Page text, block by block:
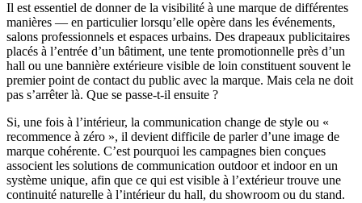
Il est essentiel de donner de la visibilité à une marque de différentes
manières — en particulier lorsqu’elle opère dans les événements,
salons professionnels et espaces urbains. Des drapeaux publicitaires
placés à l’entrée d’un bâtiment, une tente promotionnelle près d’un
hall ou une bannière extérieure visible de loin constituent souvent le
premier point de contact du public avec la marque. Mais cela ne doit
pas s’arrêter là. Que se passe-t-il ensuite ?
Si, une fois à l’intérieur, la communication change de style ou «
recommence à zéro », il devient difficile de parler d’une image de
marque cohérente. C’est pourquoi les campagnes bien conçues
associent les solutions de communication outdoor et indoor en un
système unique, afin que ce qui est visible à l’extérieur trouve une
continuité naturelle à l’intérieur du hall, du showroom ou du stand.